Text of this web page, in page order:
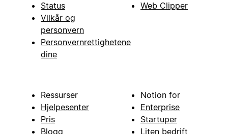
Status
Vilkår og
personvern
Personvernrettighetene
dine
Web Clipper
Ressurser
Hjelpesenter
Pris
Blogg
Notion for
Enterprise
Startuper
Liten bedrift